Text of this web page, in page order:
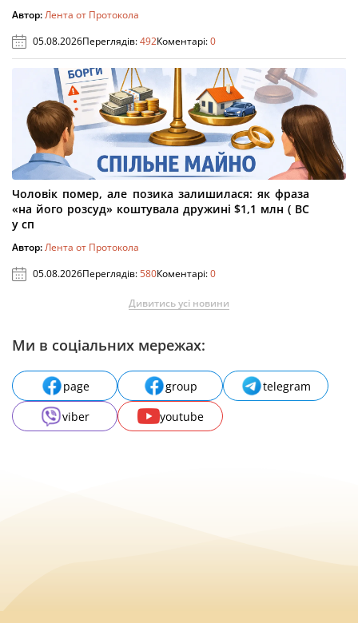
Автор:Лента от Протокола
05.08.2026Переглядів:492Коментарі:0
Чоловік помер, але позика залишилася: як фраза
«на його розсуд» коштувала дружині $1,1 млн ( ВС
у сп
Автор:Лента от Протокола
05.08.2026Переглядів:580Коментарі:0
Дивитись усі новини
Ми в соціальних мережах:
page group
telegram
viber
youtube